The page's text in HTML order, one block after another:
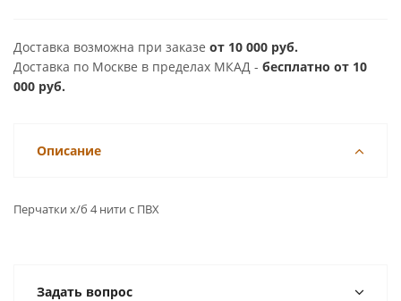
Доставка возможна при заказе от 10 000 руб.
Доставка по Москве в пределах МКАД - бесплатно от 10
000 руб.
Описание
Перчатки х/б 4 нити с ПВХ
Задать вопрос